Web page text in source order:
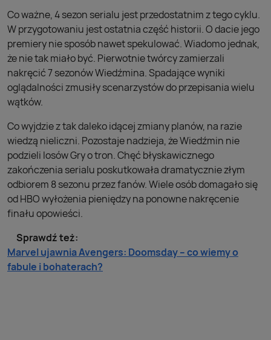
Co ważne, 4 sezon serialu jest przedostatnim z tego cyklu.
W przygotowaniu jest ostatnia część historii. O dacie jego
premiery nie sposób nawet spekulować. Wiadomo jednak,
że nie tak miało być. Pierwotnie twórcy zamierzali
nakręcić 7 sezonów Wiedźmina. Spadające wyniki
oglądalności zmusiły scenarzystów do przepisania wielu
wątków.
Co wyjdzie z tak daleko idącej zmiany planów, na razie
wiedzą nieliczni. Pozostaje nadzieja, że Wiedźmin nie
podzieli losów Gry o tron. Chęć błyskawicznego
zakończenia serialu poskutkowała dramatycznie złym
odbiorem 8 sezonu przez fanów. Wiele osób domagało się
od HBO wyłożenia pieniędzy na ponowne nakręcenie
finału opowieści.
Sprawdź też:
Marvel ujawnia Avengers: Doomsday – co wiemy o
fabule i bohaterach?